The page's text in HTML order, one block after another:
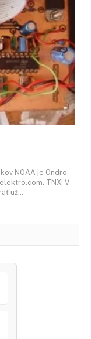
NOAA je Ondro
TNX! V
už…